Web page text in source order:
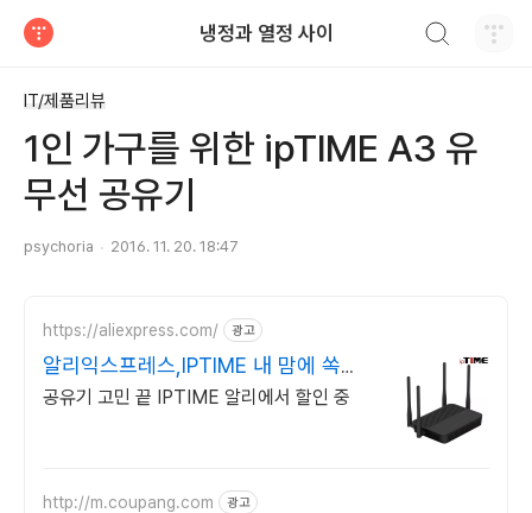
냉정과 열정 사이
IT/제품리뷰
1인 가구를 위한 ipTIME A3 유
무선 공유기
psychoria 2016. 11. 20. 18:47
https://aliexpress.com/ 광고
알리익스프레스,IPTIME 내 맘에 쏙드
는 오늘의 특가
공유기 고민 끝 IPTIME 알리에서 할인 중
http://m.coupang.com 광고